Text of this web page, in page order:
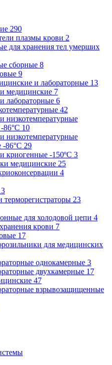
290
плазмы крови 2
для хранения тел умерших
сборные 8
9
и лабораторные 13
медицинские 7
лабораторные 6
42
низкотемпературные
86°С 10
низкотемпературные
-86°С 29
криогенные -150ºC 3
медицинские 25
4
23
для холодовой цепи 4
крови 7
17
для медицинских
однокамерные 3
двухкамерные 17
47
взрывозащищенные